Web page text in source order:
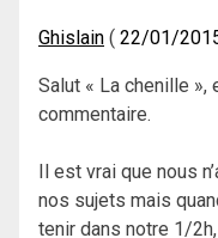
Ghislain 22/01/
Salut « La chenille »,
commentaire.
Il est vrai que nous
nos sujets mais
tenir dans notre 1/